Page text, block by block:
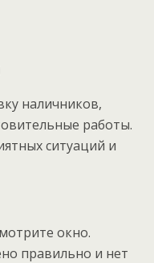
наличников,
работы.
ситуаций и
окно.
правильно и нет